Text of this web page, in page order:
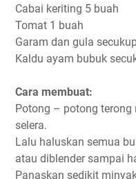
Cabai keriting 5 buah
Tomat 1 buah
Garam dan gula
Kaldu ayam bubuk
Cara membuat:
Potong – potong terong
selera.
Lalu haluskan semua
atau diblender sampai
Panaskan sedikit